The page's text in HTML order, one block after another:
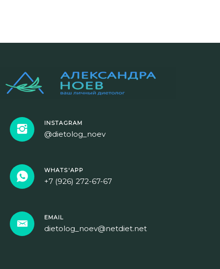
INSTAGRAM
@dietolog_noev
WHATS'APP
+7 (926) 272-67-67
EMAIL
dietolog_noev@netdiet.net